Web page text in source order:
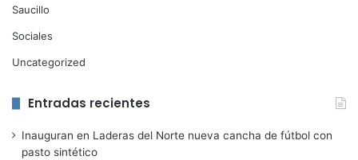
Saucillo
Sociales
Uncategorized
Entradas recientes
Inauguran en Laderas del Norte nueva cancha de fútbol con
pasto sintético